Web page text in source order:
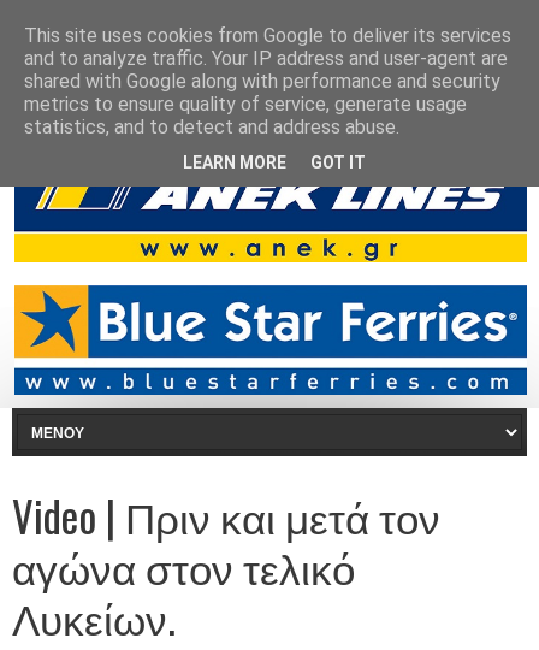
Video | Πριν και μετά τον
αγώνα στον τελικό
Λυκείων.
This site uses cookies from Google to deliver its services
and to analyze traffic. Your IP address and user-agent are
shared with Google along with performance and security
metrics to ensure quality of service, generate usage
statistics, and to detect and address abuse.
LEARN MORE GOT IT